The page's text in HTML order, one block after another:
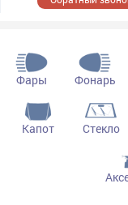
Фары Фонарь
Капот Стекло